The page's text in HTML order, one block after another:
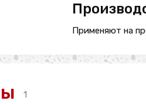
Применяют на
1